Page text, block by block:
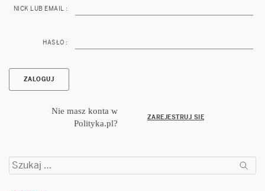
NICK LUB EMAIL :
HASŁO :
Nie masz konta w
Polityka.pl?
ZAREJESTRUJ SIĘ
Szukaj: